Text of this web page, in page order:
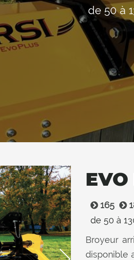
de 50 à
EVO
165
de 50 à
Broyeur
disponible